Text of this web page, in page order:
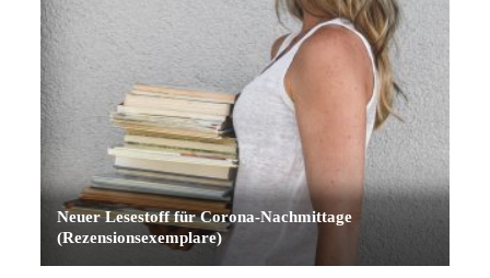
Neuer Lesestoff für Corona-Nachmittage
(Rezensionsexemplare)